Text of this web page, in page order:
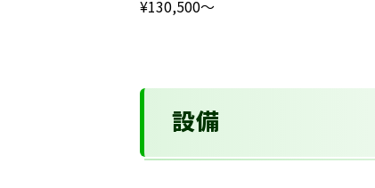
¥130,500〜
設備